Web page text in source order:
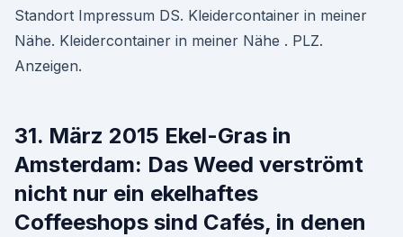
Standort Impressum DS. Kleidercontainer in meiner
Nähe. Kleidercontainer in meiner Nähe . PLZ.
Anzeigen.
31. März 2015 Ekel-Gras in
Amsterdam: Das Weed verströmt
nicht nur ein ekelhaftes
Coffeeshops sind Cafés, in denen